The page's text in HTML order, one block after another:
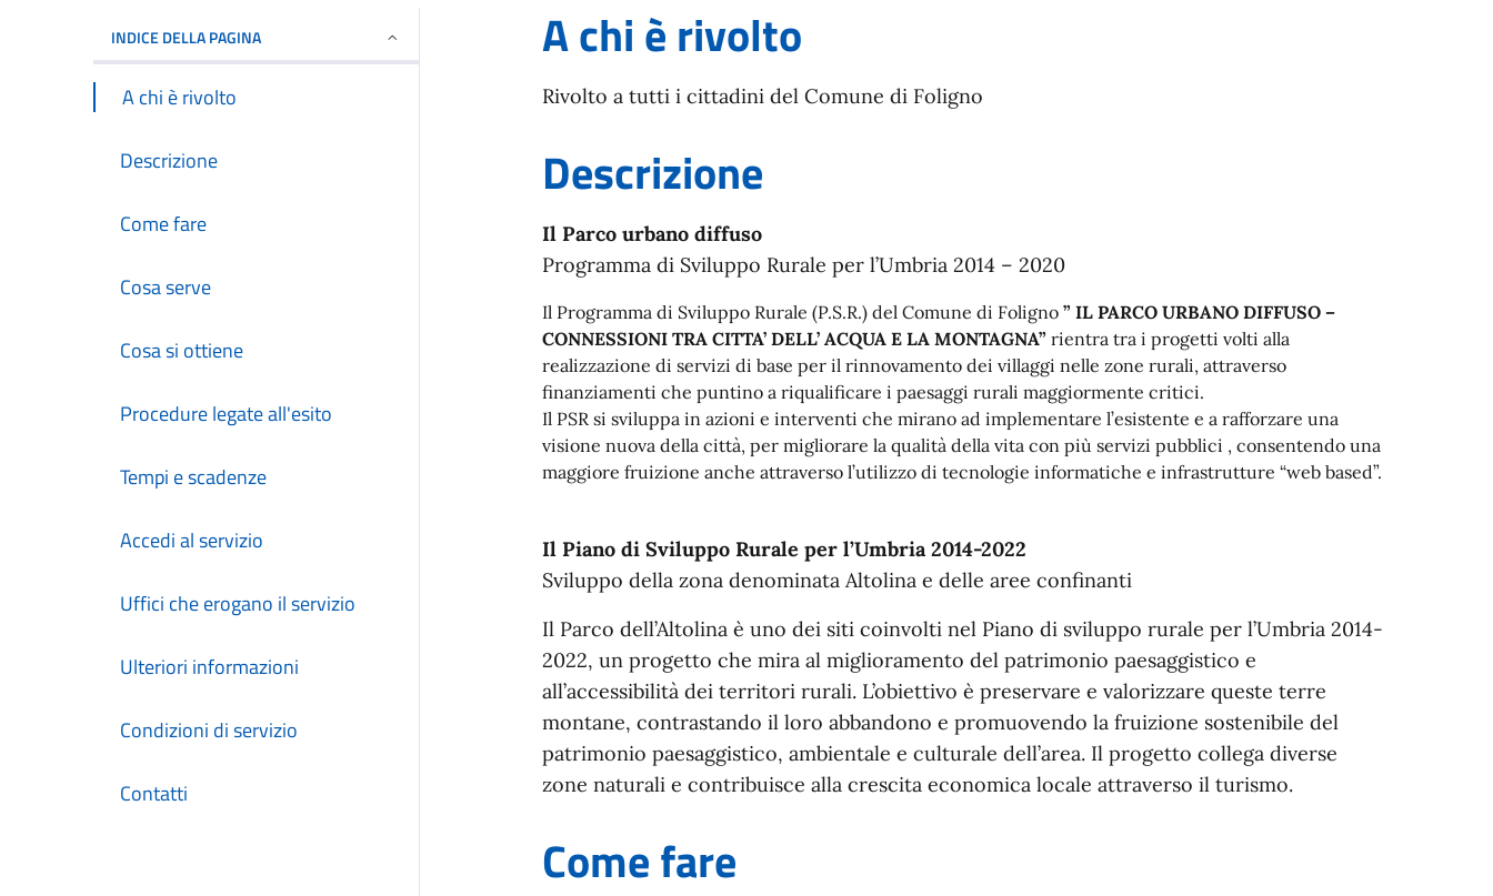
INDICE DELLA PAGINA
A chi è rivolto
Descrizione
Come fare
Cosa serve
Cosa si ottiene
Procedure legate all'esito
Tempi e scadenze
Accedi al servizio
Uffici che erogano il servizio
Ulteriori informazioni
Condizioni di servizio
Contatti
A chi è rivolto
Rivolto a tutti i cittadini del Comune di Foligno
Descrizione
Il Parco urbano diffuso
Programma di Sviluppo Rurale per l’Umbria 2014 – 2020
Il Programma di Sviluppo Rurale (P.S.R.) del Comune di Foligno ” IL PARCO URBANO DIFFUSO –
CONNESSIONI TRA CITTA’ DELL’ ACQUA E LA MONTAGNA” rientra tra i progetti volti alla
realizzazione di servizi di base per il rinnovamento dei villaggi nelle zone rurali, attraverso
finanziamenti che puntino a riqualificare i paesaggi rurali maggiormente critici.
Il PSR si sviluppa in azioni e interventi che mirano ad implementare l’esistente e a rafforzare una
visione nuova della città, per migliorare la qualità della vita con più servizi pubblici , consentendo una
maggiore fruizione anche attraverso l’utilizzo di tecnologie informatiche e infrastrutture “web based”.
Il Piano di Sviluppo Rurale per l’Umbria 2014-2022
Sviluppo della zona denominata Altolina e delle aree confinanti
Il Parco dell’Altolina è uno dei siti coinvolti nel Piano di sviluppo rurale per l’Umbria 2014-
2022, un progetto che mira al miglioramento del patrimonio paesaggistico e
all’accessibilità dei territori rurali. L’obiettivo è preservare e valorizzare queste terre
montane, contrastando il loro abbandono e promuovendo la fruizione sostenibile del
patrimonio paesaggistico, ambientale e culturale dell’area. Il progetto collega diverse
zone naturali e contribuisce alla crescita economica locale attraverso il turismo.
Come fare